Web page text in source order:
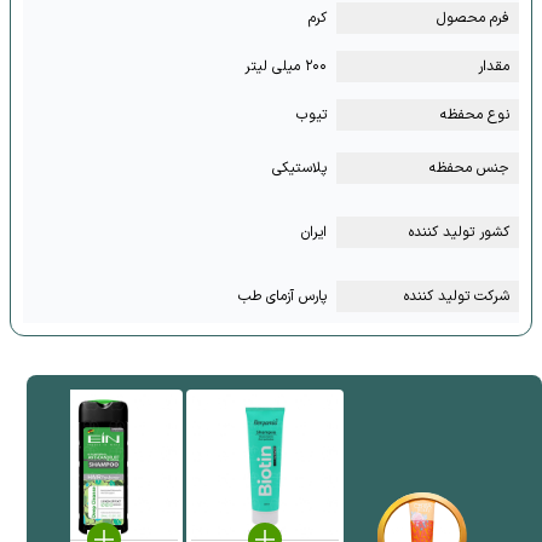
فرم محصول کرم
مقدار ۲۰۰ میلی لیتر
نوع محفظه تیوب
جنس محفظه پلاستیکی
کشور تولید کننده ایران
شرکت تولید کننده پارس آزمای طب